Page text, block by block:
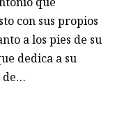
con sus propios
a los pies de su
dedica a su
de…